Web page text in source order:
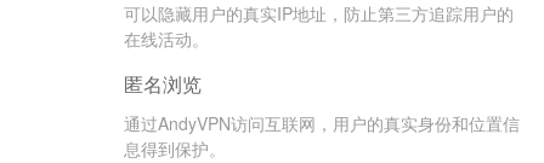
可以隐藏用户的真实IP地址，防止第三方追踪用户的
在线活动。
匿名浏览
通过AndyVPN访问互联网，用户的真实身份和位置信
息得到保护。